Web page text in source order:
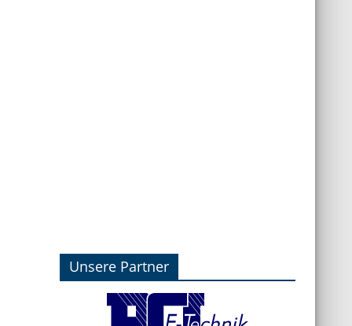
Unsere Partner